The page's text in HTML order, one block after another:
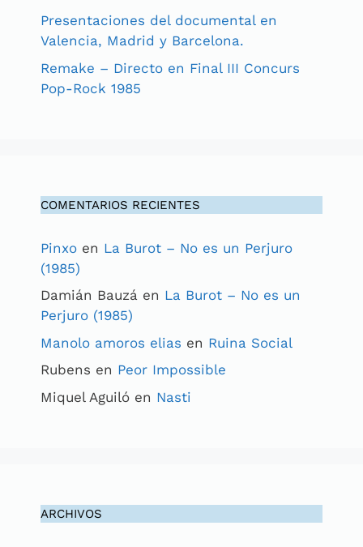
Presentaciones del documental en
Valencia, Madrid y Barcelona.
Remake – Directo en Final III Concurs
Pop-Rock 1985
COMENTARIOS RECIENTES
Pinxo en La Burot – No es un Perjuro
(1985)
Damián Bauzá en La Burot – No es un
Perjuro (1985)
Manolo amoros elias en Ruina Social
Rubens en Peor Impossible
Miquel Aguiló en Nasti
ARCHIVOS